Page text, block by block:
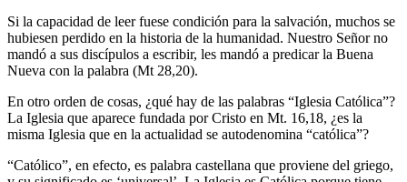
Si la capacidad de leer fuese condición para la salvación, muchos se
hubiesen perdido en la historia de la humanidad. Nuestro Señor no
mandó a sus discípulos a escribir, les mandó a predicar la Buena
Nueva con la palabra (Mt 28,20).
En otro orden de cosas, ¿qué hay de las palabras “Iglesia Católica”?
La Iglesia que aparece fundada por Cristo en Mt. 16,18, ¿es la
misma Iglesia que en la actualidad se autodenomina “católica”?
“Católico”, en efecto, es palabra castellana que proviene del griego,